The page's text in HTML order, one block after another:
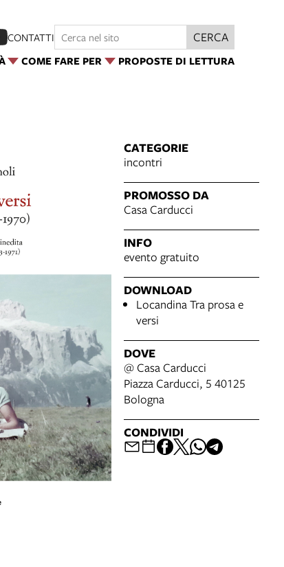
COME FARE PER PROPOSTE DI LETTURA
CONTATTI CERCA
CATEGORIE
incontri
PROMOSSO DA
Casa Carducci
INFO
evento gratuito
DOWNLOAD
Locandina Tra prosa e
versi
DOVE
@ Casa Carducci
Piazza Carducci, 5 40125
Bologna
CONDIVIDI